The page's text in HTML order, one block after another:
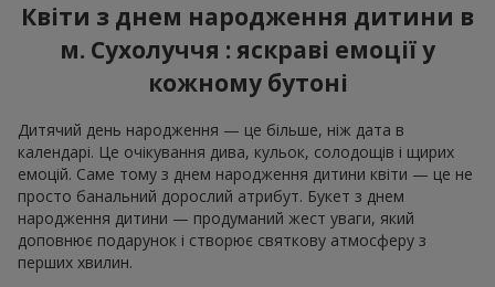
Квіти з днем народження дитини в
м. Сухолуччя : яскраві емоції у
кожному бутоні
Дитячий день народження — це більше, ніж дата в
календарі. Це очікування дива, кульок, солодощів і щирих
емоцій. Саме тому з днем народження дитини квіти — це не
просто банальний дорослий атрибут. Букет з днем
народження дитини — продуманий жест уваги, який
доповнює подарунок і створює святкову атмосферу з
перших хвилин.